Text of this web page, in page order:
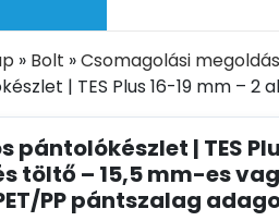
» Bolt »Csomagolási
| TES Plus 16-19 mm –
| TES
töltő – 15,5 mm-es
PP pántszalag